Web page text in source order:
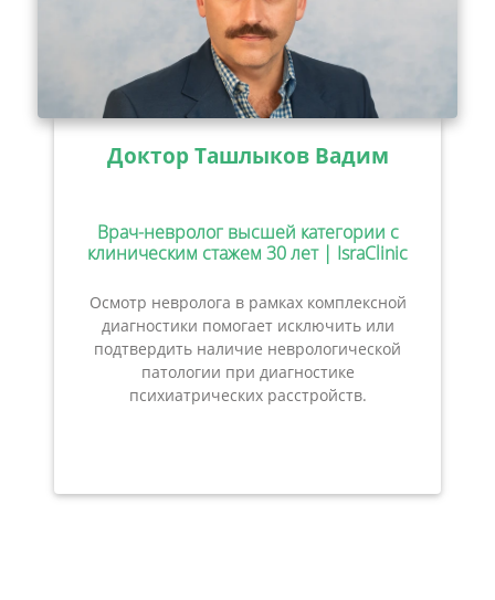
Доктор Ташлыков Вадим
Врач-невролог высшей категории с
клиническим стажем 30 лет | IsraClinic
Осмотр невролога в рамках комплексной
диагностики помогает исключить или
подтвердить наличие неврологической
патологии при диагностике
психиатрических расстройств.